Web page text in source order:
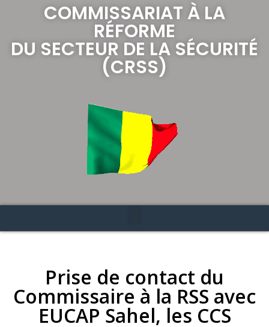
COMMISSARIAT À LA
RÉFORME
DU SECTEUR DE LA SÉCURITÉ
(CRSS)
Prise de contact du
Commissaire à la RSS avec
EUCAP Sahel, les CCS